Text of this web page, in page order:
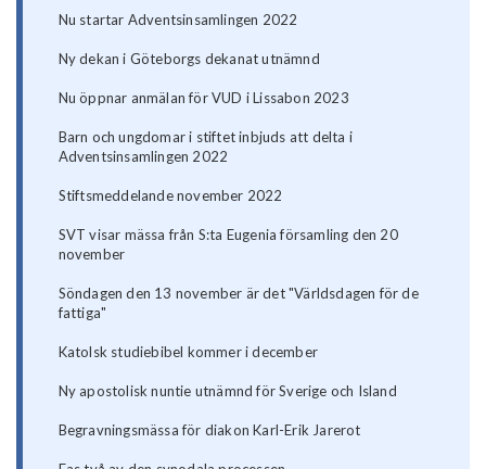
Nu startar Adventsinsamlingen 2022
Ny dekan i Göteborgs dekanat utnämnd
Nu öppnar anmälan för VUD i Lissabon 2023
Barn och ungdomar i stiftet inbjuds att delta i
Adventsinsamlingen 2022
Stiftsmeddelande november 2022
SVT visar mässa från S:ta Eugenia församling den 20
november
Söndagen den 13 november är det "Världsdagen för de
fattiga"
Katolsk studiebibel kommer i december
Ny apostolisk nuntie utnämnd för Sverige och Island
Begravningsmässa för diakon Karl-Erik Jarerot